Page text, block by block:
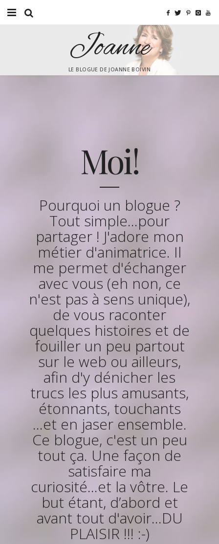
Joanne
LE BLOGUE DE JOANNE BOIVIN
Moi!
Pourquoi un blogue ?
Tout simple...pour
partager ! J'adore mon
métier d'animatrice. Il
me permet d'échanger
avec vous (eh non, ce
n'est pas à sens unique),
de vous raconter
quelques histoires et de
fouiller un peu partout
sur le web ou ailleurs,
afin d'y dénicher les
trucs les plus amusants,
étonnants, touchants
...et en jaser ensemble.
Ce blogue, c'est un peu
tout ça. Une façon de
satisfaire ma
curiosité...et la vôtre. Le
but étant, d’abord et
avant tout d'avoir...DU
PLAISIR !!! :-)